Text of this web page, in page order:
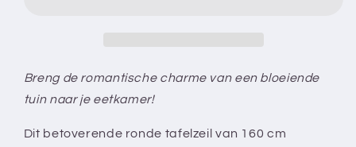
-
4W4/14
Roze
-
4W4/14
Roze
Breng de romantische charme van een bloeiende
tuin naar je eetkamer!
Dit betoverende ronde tafelzeil van 160 cm